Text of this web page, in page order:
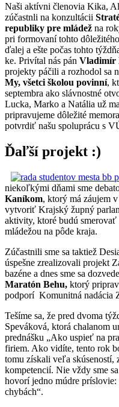
Naši aktívni členovia Kika,
zúčastnli na konzultácii
republiky pre mládež na
pri formovaní tohto
ďalej a ešte počas tohto
ke. Privítal nás pán Vladimír
projekty páčili a rozhodol sa
My, všetci školou povinní,
septembra ako slávnostné
Lucka, Marko a Natália už
pripravujeme dôležité
potvrdiť našu spoluprácu s
Ďaľší projekt :)
niekoľkými dňami sme
Kaníkom, ktorý má záujem
vytvoriť Krajský župný
aktivity, ktoré budú
mládežou na pôde kraja.
Zúčastnili sme sa taktiež
úspešne zrealizovali projekt
bazéne a dnes sme sa
Maratón Behu, ktorý
podporí Komunitná nadácia
Tešíme sa, že pred dvoma
Speváková, ktorá chalanom
prednášku „Ako uspieť na
firiem. Ako vidíte, tento rok
tomu získali veľa skúseností,
kompetencií. Nie vždy sme
hovorí jedno múdre
chybách“.